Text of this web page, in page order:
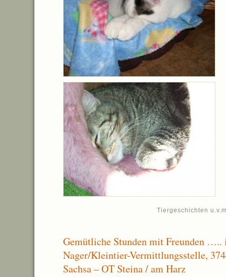
Tiergeschichten
Gemütliche Stunden mit Freunden …..
Nager/Kleintier-Vermittlungsstelle,
Sachsa – OT Steina / am Harz